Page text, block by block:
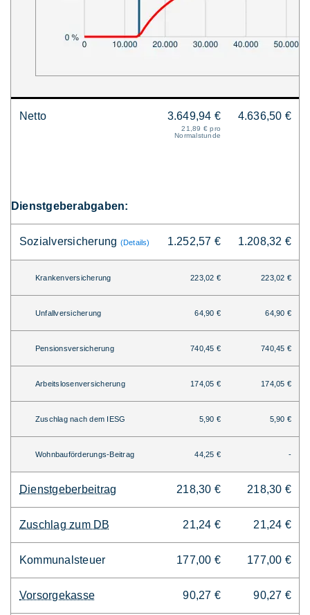
Netto 3.649,94 €
21,89 € pro
Normalstunde
4.636,50 €
Dienstgeberabgaben:
Sozialversicherung (Details) 1.252,57 € 1.208,32 €
Krankenversicherung 223,02 € 223,02 €
Unfallversicherung 64,90 € 64,90 €
Pensionsversicherung 740,45 € 740,45 €
Arbeitslosenversicherung 174,05 € 174,05 €
Zuschlag nach dem IESG 5,90 € 5,90 €
Wohnbauförderungs-Beitrag 44,25 € -
Dienstgeberbeitrag 218,30 € 218,30 €
Zuschlag zum DB 21,24 € 21,24 €
Kommunalsteuer 177,00 € 177,00 €
Vorsorgekasse 90,27 € 90,27 €